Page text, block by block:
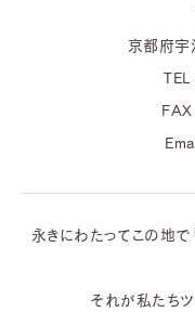
京都府
永きにわたってこの地で
それが私たち